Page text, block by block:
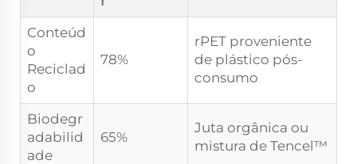
Conteúd
o
Reciclad
o
78%
rPET proveniente
de plástico pós-
consumo
Biodegr
adabilid
ade
65%
Juta orgânica ou
mistura de Tencel™